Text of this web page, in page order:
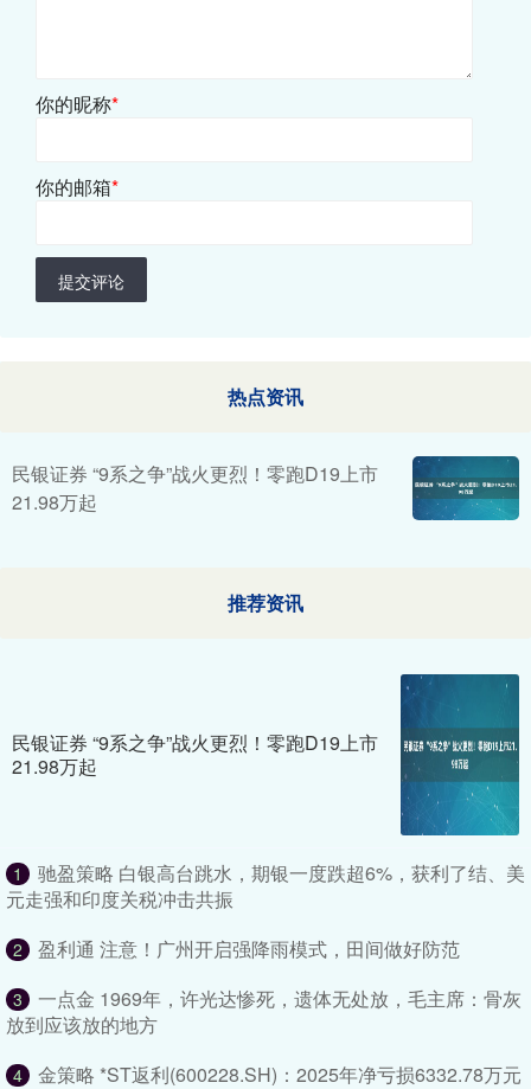
你的昵称*
你的邮箱*
提交评论
热点资讯
民银证券 “9系之争”战火更烈！零跑D19上市
21.98万起
推荐资讯
民银证券 “9系之争”战火更烈！零跑D19上市
21.98万起
1
驰盈策略 白银高台跳水，期银一度跌超6%，获利了结、美
元走强和印度关税冲击共振
2 盈利通 注意！广州开启强降雨模式，田间做好防范
3
一点金 1969年，许光达惨死，遗体无处放，毛主席：骨灰
放到应该放的地方
4 金策略 *ST返利(600228.SH)：2025年净亏损6332.78万元